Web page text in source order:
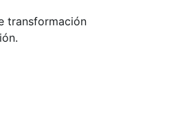
transformación